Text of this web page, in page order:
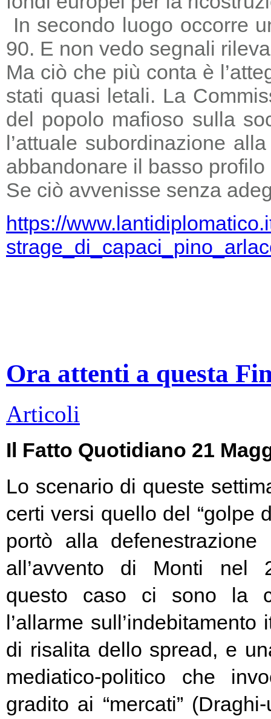
In secondo luogo occorre
90. E non vedo segnali
Ma ciò che più conta è
stati quasi letali. La
del popolo mafioso sulla
l’attuale subordinazione
abbandonare il basso
Se ciò avvenisse senza
https://
Ora attenti a questa
Articoli
Il Fatto Quotidiano 21
Lo scenario di queste
certi versi quello del “golpe
portò alla
all’avvento di Monti nel
questo caso ci sono la
l’allarme
di risalita dello spread, e
mediatico-politico che
gradito ai “mercati”